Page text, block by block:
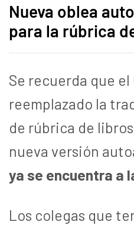
Nueva oblea
para la rúbrica
Se recuerda que el
reemplazado la
de rúbrica de
nueva versión
ya se encuentra a
Los colegas que